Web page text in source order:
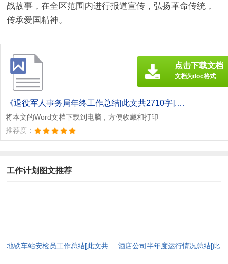
战故事，在全区范围内进行报道宣传，弘扬革命传统，
传承爱国精神。
《退役军人事务局年终工作总结[此文共2710字].doc》
将本文的Word文档下载到电脑，方便收藏和打印
推荐度：
点击下载文档
文档为doc格式
工作计划图文推荐
地铁车站安检员工作总结[此文共
酒店公司半年度运行情况总结[此